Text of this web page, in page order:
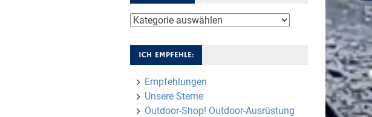
Kategorien
ICH EMPFEHLE:
Empfehlungen
Unsere Sterne
Outdoor-Shop! Outdoor-Ausrüstung